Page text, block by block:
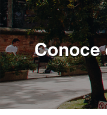
Conoce